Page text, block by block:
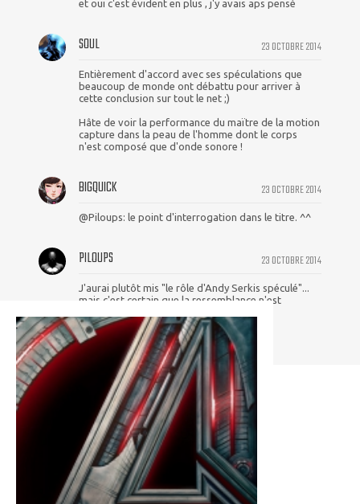
et oui c'est évident en plus , j'y avais aps pensé
23 OCTOBRE 2014
SOUL
Entièrement d'accord avec ses spéculations que
beaucoup de monde ont débattu pour arriver à
cette conclusion sur tout le net ;)
Hâte de voir la performance du maïtre de la motion
capture dans la peau de l'homme dont le corps
n'est composé que d'onde sonore !
23 OCTOBRE 2014
BIGQUICK
@Piloups: le point d'interrogation dans le titre. ^^
23 OCTOBRE 2014
PILOUPS
J'aurai plutôt mis "le rôle d'Andy Serkis spéculé"...
mais c'est certain que la ressemblance n'est